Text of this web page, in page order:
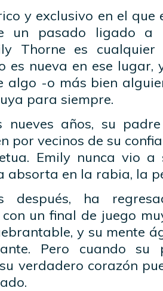
y exclusivo en el que
un pasado ligado a
Thorne es
es nueva en ese
algo -o más bien
para siempre.
nueves años, su
por vecinos de su
Emily nunca vio
absorta en la rabia, la
después, ha
un final de juego
y su mente
Pero cuando su
verdadero corazón